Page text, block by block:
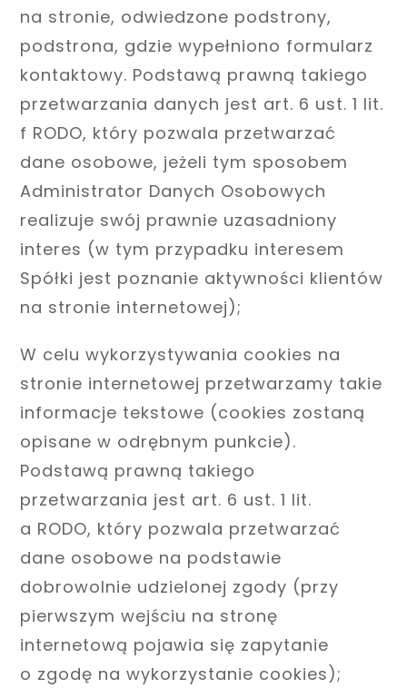
na stronie, odwiedzone podstrony,
podstrona, gdzie wypełniono formularz
kontaktowy. Podstawą prawną takiego
przetwarzania danych jest art. 6 ust. 1 lit.
f RODO, który pozwala przetwarzać
dane osobowe, jeżeli tym sposobem
Administrator Danych Osobowych
realizuje swój prawnie uzasadniony
interes (w tym przypadku interesem
Spółki jest poznanie aktywności klientów
na stronie internetowej);
W celu wykorzystywania cookies na
stronie internetowej przetwarzamy takie
informacje tekstowe (cookies zostaną
opisane w odrębnym punkcie).
Podstawą prawną takiego
przetwarzania jest art. 6 ust. 1 lit.
a RODO, który pozwala przetwarzać
dane osobowe na podstawie
dobrowolnie udzielonej zgody (przy
pierwszym wejściu na stronę
internetową pojawia się zapytanie
o zgodę na wykorzystanie cookies);